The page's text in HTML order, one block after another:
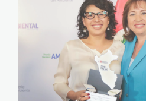
isabel-calle-
galarza